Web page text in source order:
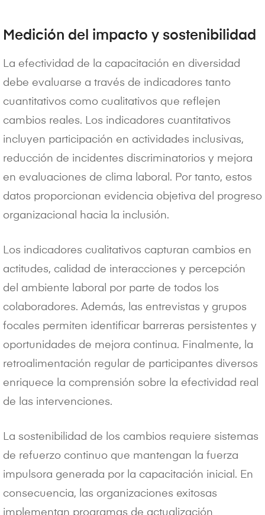
Medición del impacto y sostenibilidad
La efectividad de la capacitación en diversidad
debe evaluarse a través de indicadores tanto
cuantitativos como cualitativos que reflejen
cambios reales. Los indicadores cuantitativos
incluyen participación en actividades inclusivas,
reducción de incidentes discriminatorios y mejora
en evaluaciones de clima laboral. Por tanto, estos
datos proporcionan evidencia objetiva del progreso
organizacional hacia la inclusión.
Los indicadores cualitativos capturan cambios en
actitudes, calidad de interacciones y percepción
del ambiente laboral por parte de todos los
colaboradores. Además, las entrevistas y grupos
focales permiten identificar barreras persistentes y
oportunidades de mejora continua. Finalmente, la
retroalimentación regular de participantes diversos
enriquece la comprensión sobre la efectividad real
de las intervenciones.
La sostenibilidad de los cambios requiere sistemas
de refuerzo continuo que mantengan la fuerza
impulsora generada por la capacitación inicial. En
consecuencia, las organizaciones exitosas